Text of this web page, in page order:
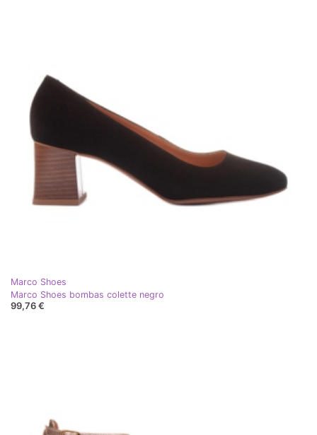
Marco Shoes
Marco Shoes bombas colette negro
99,76 €